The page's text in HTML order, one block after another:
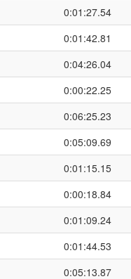
0:01:27.54
0:01:42.81
0:04:26.04
0:00:22.25
0:06:25.23
0:05:09.69
0:01:15.15
0:00:18.84
0:01:09.24
0:01:44.53
0:05:13.87